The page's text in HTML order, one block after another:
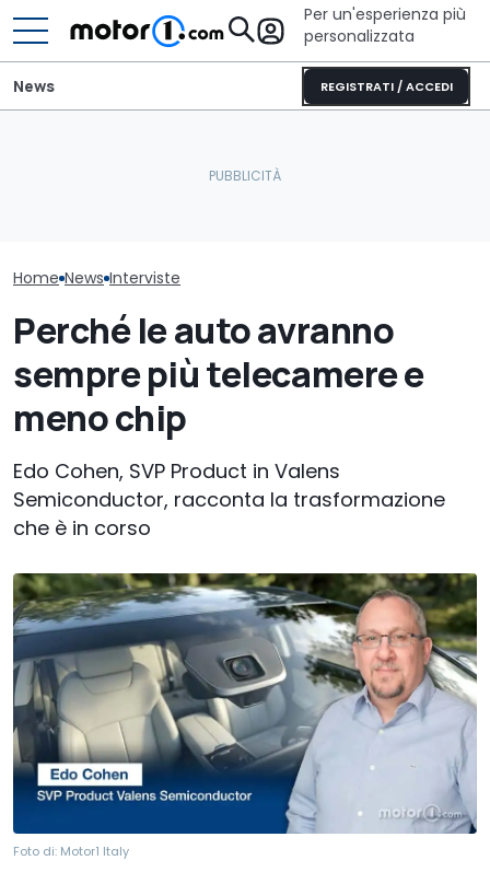
Per un'esperienza più
personalizzata
REGISTRATI / ACCEDI
News
Home News Interviste
Perché le auto avranno
sempre più telecamere e
meno chip
Edo Cohen, SVP Product in Valens
Semiconductor, racconta la trasformazione
che è in corso
Foto di: Motor1 Italy